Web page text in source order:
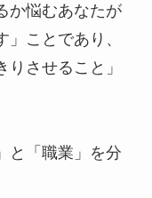
か悩むあなたが
ことであり、
りさせること」
と「職業」を分